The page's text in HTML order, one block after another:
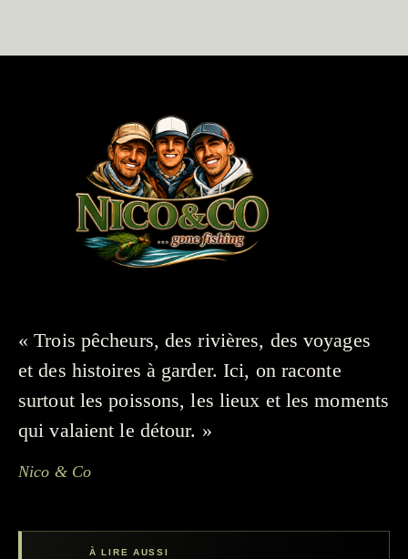
« Trois pêcheurs, des rivières, des voyages
et des histoires à garder. Ici, on raconte
surtout les poissons, les lieux et les moments
qui valaient le détour. »
Nico & Co
À LIRE AUSSI